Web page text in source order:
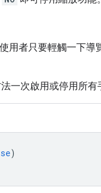
用者只要輕觸一下
一次啟用或停用所有
)